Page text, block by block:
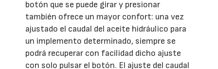
botón que se puede girar y presionar
también ofrece un mayor confort: una vez
ajustado el caudal del aceite hidráulico para
un implemento determinado, siempre se
podrá recuperar con facilidad dicho ajuste
con solo pulsar el botón. El ajuste del caudal